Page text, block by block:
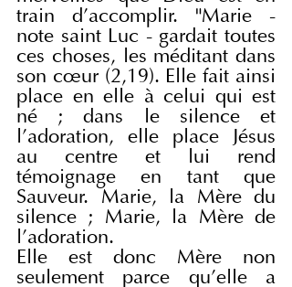
train d'accomplir. "Marie -
note saint Luc - gardait toutes
ces choses, les méditant dans
son cœur (2,19). Elle fait ainsi
place en elle à celui qui est
né ; dans le silence et
l'adoration, elle place Jésus
au centre et lui rend
témoignage en tant que
Sauveur. Marie, la Mère du
silence ; Marie, la Mère de
l'adoration.
Elle est donc Mère non
seulement parce qu'elle a